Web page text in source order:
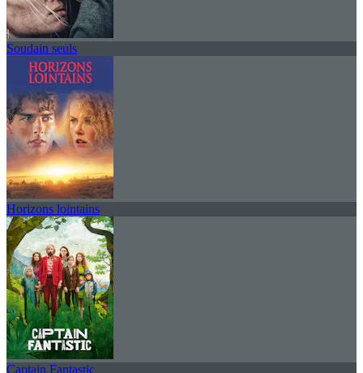
Soudain seuls
Horizons lointains
Captain Fantastic